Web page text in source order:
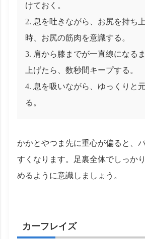
けておく。
息を吐きながら、お尻を持ち
時、お尻の筋肉を意識する。
肩から膝までが一直線になる
上げたら、数秒間キープする。
息を吸いながら、ゆっくりと
る。
かかとやつま先に重心が偏ると、
すくなります。足裏全体でしっか
めるように意識しましょう。
カーフレイズ